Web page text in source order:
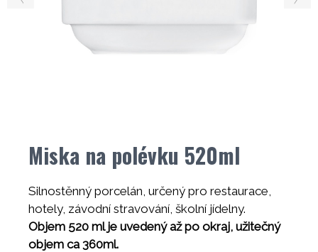
Miska na polévku 520ml
Silnostěnný porcelán, určený pro restaurace,
hotely, závodní stravování, školní jídelny.
Objem 520 ml je uvedený až po okraj, užitečný
objem ca 360ml.